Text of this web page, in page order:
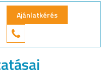
Ajánlatkérés